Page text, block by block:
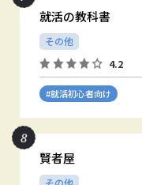
就活の教科書
その他
4.2
#就活初心者向け
賢者屋